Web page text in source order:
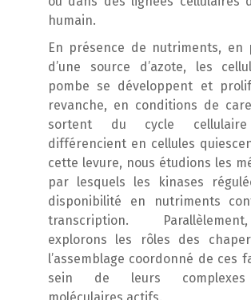
humain.
En présence de nutriments, en
d’une source d’azote, les
pombe se développent et
revanche, en conditions de
sortent du cycle
différencient en cellules
cette levure, nous étudions les
par lesquels les kinases
disponibilité en nutriments
transcription.
explorons les rôles des
l’assemblage coordonné de ces
sein de leurs complexes
moléculaires actifs.